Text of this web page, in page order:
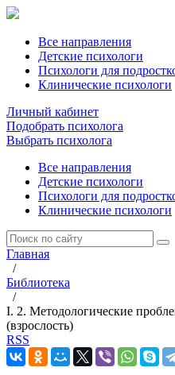
Все направления
Детские психологи
Психологи для
Клинические психологи
Личный кабинет
Подобрать психолога
Выбрать психолога
Все направления
Детские психологи
Психологи для
Клинические психологи
Главная
/
Библиотека
/
I. 2. Методологические
(взрослость)
RSS